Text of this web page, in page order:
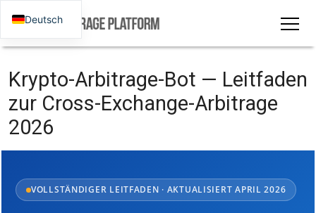
Krypto-Arbitrage-Bot — Leitfaden
zur Cross-Exchange-Arbitrage
2026
VOLLSTÄNDIGER LEITFADEN · AKTUALISIERT APRIL 2026
Deutsch